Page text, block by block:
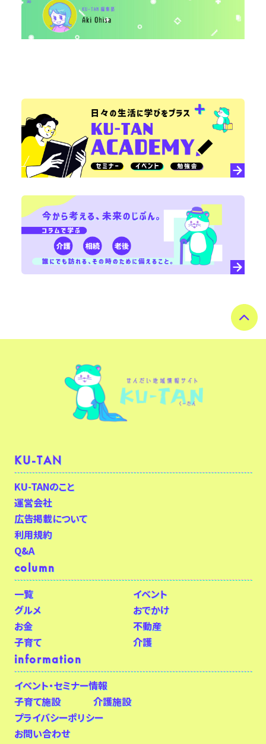
KU-TAN
KU-TANのこと
運営会社
広告掲載について
利用規約
Q&A
column
一覧
イベント
グルメ
おでかけ
お金
不動産
子育て
介護
information
イベント・セミナー情報
子育て施設
介護施設
プライバシーポリシー
お問い合わせ